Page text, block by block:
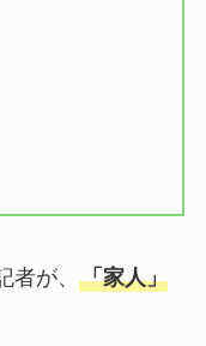
が、 「家人」